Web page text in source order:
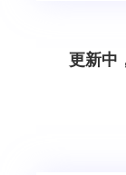
更新中